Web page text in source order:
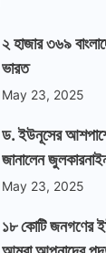
২ হাজার ৩৬৯
ভারত
May 23, 2025
ড. ইউনূসের
জানালেন
May 23, 2025
১৮ কোটি জনগণের